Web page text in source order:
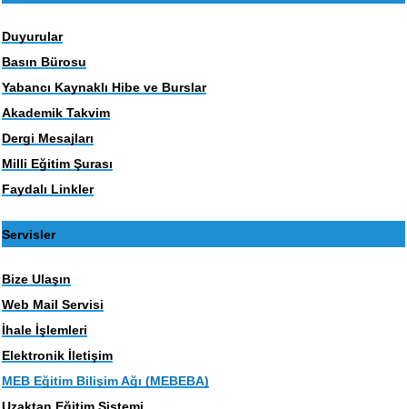
Duyurular
Basın Bürosu
Yabancı Kaynaklı Hibe ve Burslar
Akademik Takvim
Dergi Mesajları
Milli Eğitim Şurası
Faydalı Linkler
Servisler
Bize Ulaşın
Web Mail Servisi
İhale İşlemleri
Elektronik İletişim
MEB Eğitim Bilişim Ağı (MEBEBA)